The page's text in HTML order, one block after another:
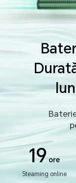
19 ore
Steaming online